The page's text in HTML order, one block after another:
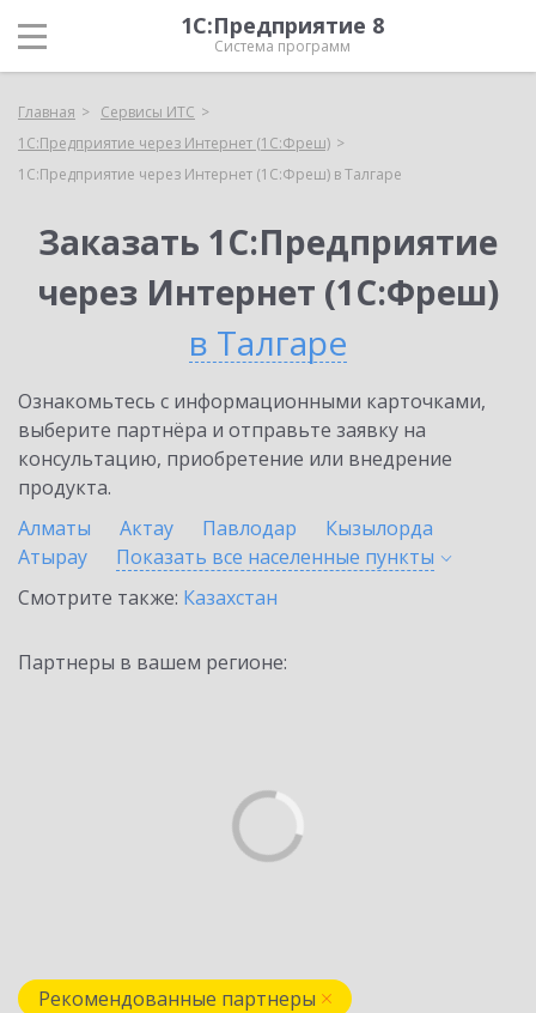
1С:Предприятие 8
Система программ
Главная
Сервисы ИТС
1С:Предприятие через Интернет (1С:Фреш)
1С:Предприятие через Интернет (1С:Фреш) в Талгаре
Заказать 1С:Предприятие
через Интернет (1С:Фреш)
в Талгаре
Ознакомьтесь с информационными карточками,
выберите партнёра и отправьте заявку на
консультацию, приобретение или внедрение
продукта.
Алматы
Актау Павлодар
Кызылорда
Атырау
Показать все населенные пункты
Смотрите также: Казахстан
Партнеры в вашем регионе:
Рекомендованные партнеры